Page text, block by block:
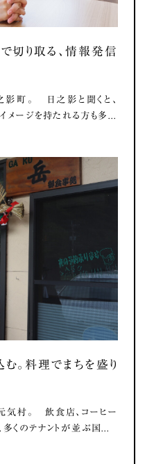
切り取る、情報発信
町。 日之影と聞くと、
メージを持たれる方も多...
。料理でまちを盛り
村。 飲食店、コーヒー
くのテナントが並ぶ国...